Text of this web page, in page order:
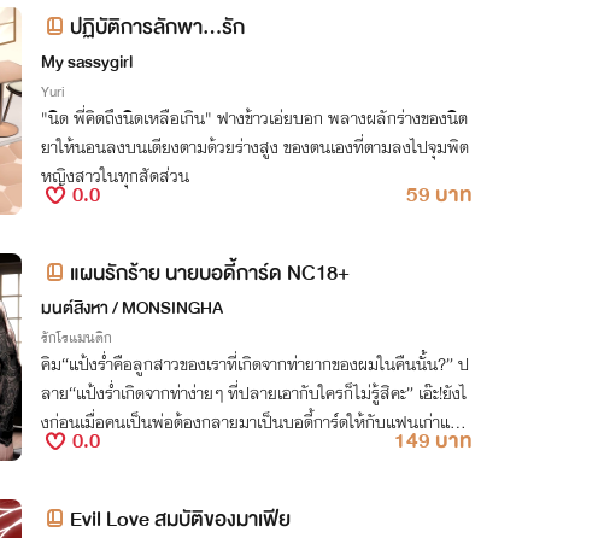
ปฏิบัติการลักพา...รัก
My sassygirl
Yuri
"นิด พี่คิดถึงนิดเหลือเกิน" ฟางข้าวเอ่ยบอก พลางผลักร่างของนิต
ยาให้นอนลงบนเตียงตามด้วยร่างสูง ของตนเองที่ตามลงไปจุมพิต
หญิงสาวในทุกสัดส่วน
0.0 59 บาท
แผนรักร้าย นายบอดี้การ์ด NC18+
มนต์สิงหา / MONSINGHA
รักโรแมนติก
คิม“แป้งร่ำคือลูกสาวของเราที่เกิดจากท่ายากของผมในคืนนั้น?” ป
ลาย“แป้งร่ำเกิดจากท่าง่ายๆ ที่ปลายเอากับใครก็ไม่รู้สิคะ” เอ๊ะ!ยังไ
งก่อนเมื่อคนเป็นพ่อต้องกลายมาเป็นบอดี้การ์ดให้กับแฟนเก่าและ
ลูกสาวของตัวเอง
0.0 149 บาท
Evil Love สมบัติของมาเฟีย